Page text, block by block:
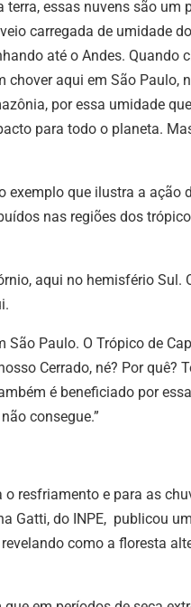
essas nuvens são um
carregada de umidade
até o Andes. Quando
aqui em São Paulo,
por essa umidade
para todo o planeta.
exemplo que ilustra a
nas regiões dos
aqui no hemisfério Sul.
São Paulo. O Trópico de
Cerrado, né? Por quê?
é beneficiado por
consegue.”
o resfriamento e para as
Gatti, do INPE, publicou
revelando como a floresta